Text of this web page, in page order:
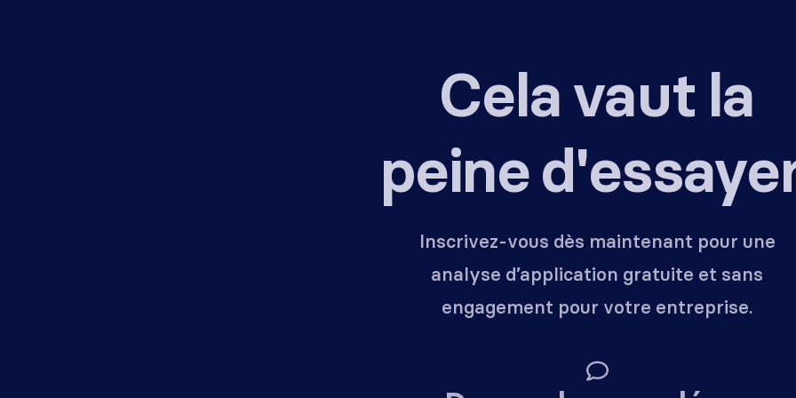
Cela vaut la
peine
Inscrivez-vous dès maintenant pour une
analyse d’application gratuite et sans
engagement pour votre entreprise.